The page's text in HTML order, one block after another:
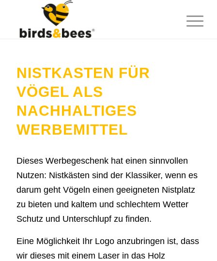
NISTKASTEN FÜR
VÖGEL ALS
NACHHALTIGES
WERBEMITTEL
Dieses Werbegeschenk hat einen sinnvollen
Nutzen: Nistkästen sind der Klassiker, wenn es
darum geht Vögeln einen geeigneten Nistplatz
zu bieten und kaltem und schlechtem Wetter
Schutz und Unterschlupf zu finden.
Eine Möglichkeit Ihr Logo anzubringen ist, dass
wir dieses mit einem Laser in das Holz